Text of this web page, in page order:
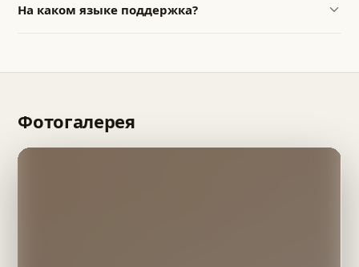
Пхукете. Управляем объектами под ключ — от
передать нам в управление.
На каком языке поддержка?
Фотогалерея